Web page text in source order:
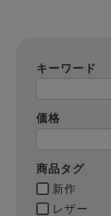
キーワード
価格
商品タグ
新作
レザー